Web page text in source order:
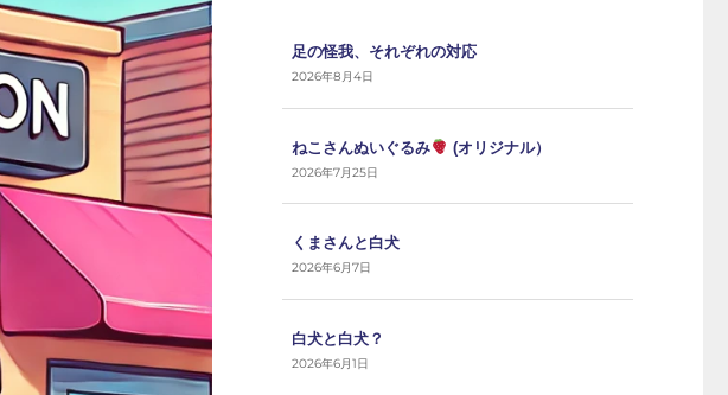
足の怪我、それぞれの対応
2026年8月4日
ねこさんぬいぐるみ (オリジナル）
2026年7月25日
くまさんと白犬
2026年6月7日
白犬と白犬？
2026年6月1日